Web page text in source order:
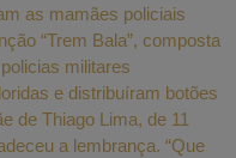
as mamães policiais
“Trem Bala”, composta
militares
e distribuíram botões
de Thiago Lima, de 11
a lembrança. “Que